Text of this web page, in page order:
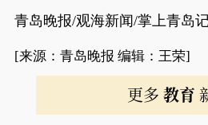
青岛晚报/观海新闻/掌上青岛
[来源：青岛晚报 编辑：王荣]
更多 教育